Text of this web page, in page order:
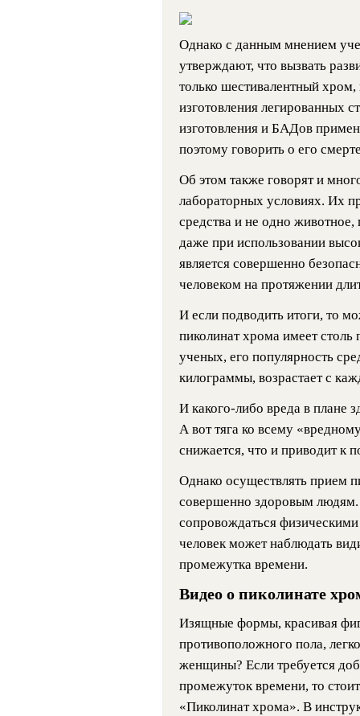
Однако с данным мнением
утверждают, что вызвать
только шестивалентный хром,
изготовления легированных
изготовления и БАДов
поэтому говорить о его
Об этом также говорят и
лабораторных условиях. Их
средства и не одно
даже при использовании
является совершенно
человеком на протяжении
И если подводить итоги, то
пиколинат хрома имеет
ученых, его популярность
килограммы, возрастает с
И какого-либо вреда в плане
А вот тяга ко всему
снижается, что и приводит к
Однако осуществлять прием
совершенно здоровым людям.
сопровождаться
человек может наблюдать
промежутка времени.
Видео о пиколинате
Изящные формы, красивая
противоположного пола,
женщины? Если требуется
промежуток времени, то
«Пиколинат хрома». В